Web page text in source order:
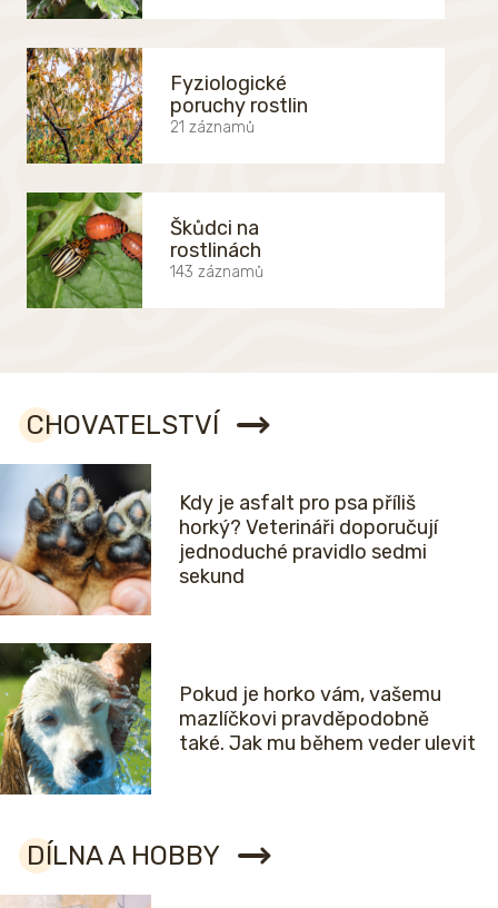
Fyziologické
poruchy rostlin
21 záznamů
Škůdci na
rostlinách
143 záznamů
CHOVATELSTVÍ
Kdy je asfalt pro psa příliš
horký? Veterináři doporučují
jednoduché pravidlo sedmi
sekund
Pokud je horko vám, vašemu
mazlíčkovi pravděpodobně
také. Jak mu během veder ulevit
DÍLNA A HOBBY